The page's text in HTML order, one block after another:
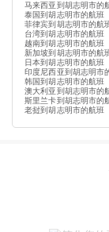
马来西亚到胡志明市的
泰国到胡志明市的航班
菲律宾到胡志明市的航
台湾到胡志明市的航班
越南到胡志明市的航班
新加坡到胡志明市的航
日本到胡志明市的航班
印度尼西亚到胡志明市
韩国到胡志明市的航班
澳大利亚到胡志明市的
斯里兰卡到胡志明市的
老挝到胡志明市的航班